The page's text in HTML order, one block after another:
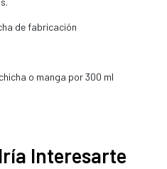
de fabricación
o manga por 300 ml
Interesarte